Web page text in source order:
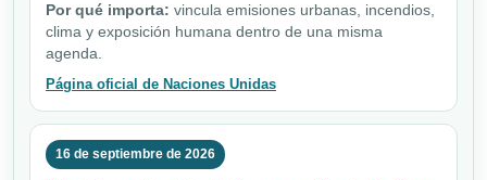
Por qué importa: vincula emisiones urbanas, incendios,
clima y exposición humana dentro de una misma
agenda.
Página oficial de Naciones Unidas
16 de septiembre de 2026